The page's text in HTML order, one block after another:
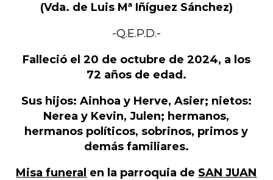
(Vda. de Luis Mª Iñíguez Sánchez)
-Q.E.P.D.-
Falleció el 20 de octubre de 2024, a los
72 años de edad.
Sus hijos: Ainhoa y Herve, Asier; nietos:
Nerea y Kevin, Julen; hermanos,
hermanos políticos, sobrinos, primos y
demás familiares.
Misa funeral en la parroquia de SAN JUAN